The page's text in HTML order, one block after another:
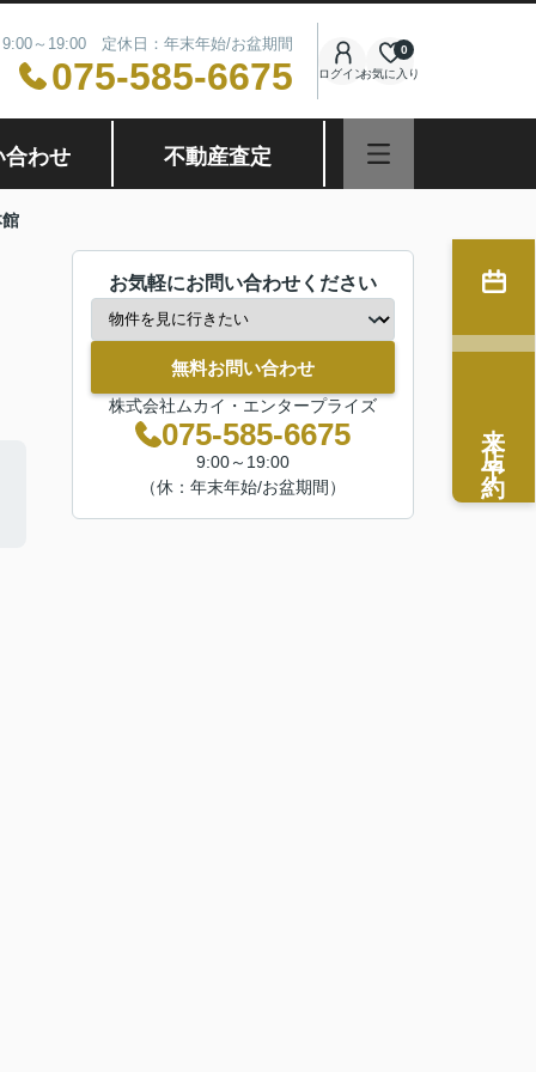
～19:00 定休日：年末年始/お盆期間
075-585-6675 ログインお気に入り
0
合わせ 不動産査定
お気軽にお問い合わせください
無料お問い合わせ
株式会社ムカイ・エンタープライズ
075-585-6675
9:00～19:00
（休：年末年始/お盆期間）
来店予約